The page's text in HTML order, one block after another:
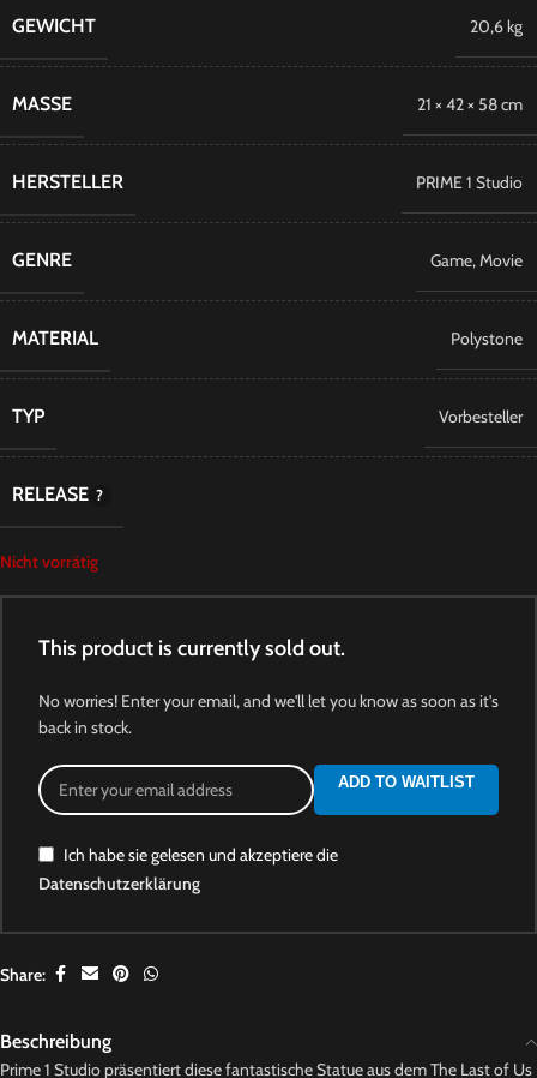
GEWICHT 20,6 kg
MASSE 21 × 42 × 58 cm
HERSTELLER PRIME 1 Studio
GENRE Game,Movie
MATERIAL Polystone
TYP Vorbesteller
RELEASE
Nicht vorrätig
This product is currently sold out.
No worries! Enter your email, and we'll let you know as soon as it's
back in stock.
ADD TO WAITLIST
Ich habe sie gelesen und akzeptiere die
Datenschutzerklärung
Share:
Beschreibung
Prime 1 Studio präsentiert diese fantastische Statue aus dem The Last of Us